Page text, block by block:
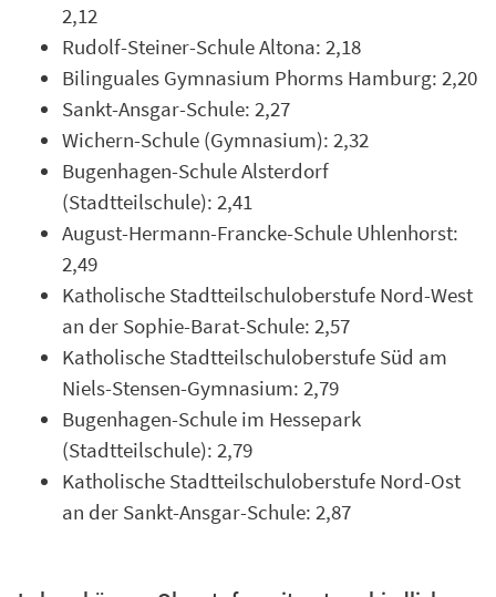
2,12
Rudolf-Steiner-Schule Altona: 2,18
Bilinguales Gymnasium Phorms Hamburg: 2,20
Sankt-Ansgar-Schule: 2,27
Wichern-Schule (Gymnasium): 2,32
Bugenhagen-Schule Alsterdorf
(Stadtteilschule): 2,41
August-Hermann-Francke-Schule Uhlenhorst:
2,49
Katholische Stadtteilschuloberstufe Nord-West
an der Sophie-Barat-Schule: 2,57
Katholische Stadtteilschuloberstufe Süd am
Niels-Stensen-Gymnasium: 2,79
Bugenhagen-Schule im Hessepark
(Stadtteilschule): 2,79
Katholische Stadtteilschuloberstufe Nord-Ost
an der Sankt-Ansgar-Schule: 2,87